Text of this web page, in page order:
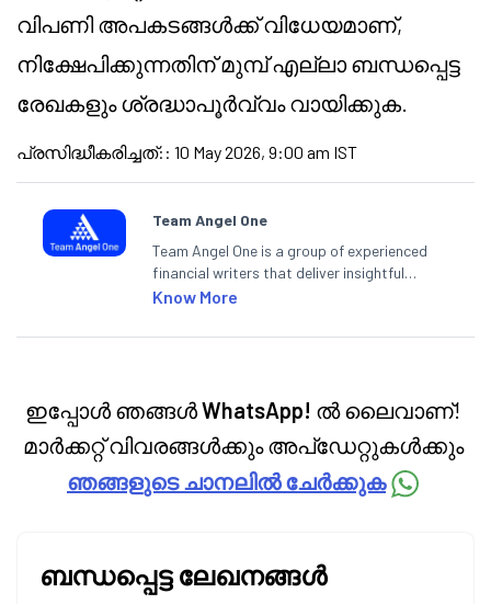
വിപണി അപകടങ്ങൾക്ക് വിധേയമാണ്,
നിക്ഷേപിക്കുന്നതിന് മുമ്പ് എല്ലാ ബന്ധപ്പെട്ട
രേഖകളും ശ്രദ്ധാപൂർവ്വം വായിക്കുക.
പ്രസിദ്ധീകരിച്ചത്: : 10 May 2026, 9:00 am IST
Team Angel One
Team Angel One is a group of experienced
financial writers that deliver insightful
articles on the stock market, IPO, economy,
categories.
Know More
ഇപ്പോൾ ഞങ്ങൾWhatsApp! ൽ ലൈവാണ്!
മാർക്കറ്റ് വിവരങ്ങൾക്കും അപ്‌ഡേറ്റുകൾക്കും
ഞങ്ങളുടെ ചാനലിൽ ചേർക്കുക
ബന്ധപ്പെട്ട ലേഖനങ്ങൾ